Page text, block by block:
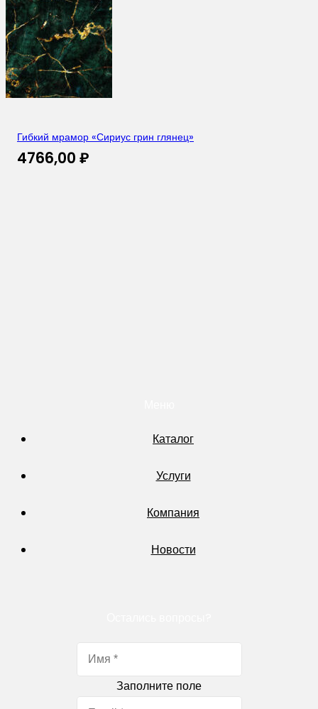
Гибкий мрамор «Сириус грин глянец»
4766,00 ₽
Каталог
Услуги
Компания
Новости
Заполните поле